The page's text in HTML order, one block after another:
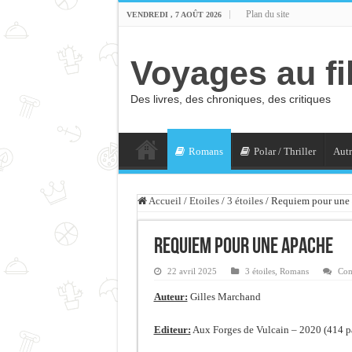
VENDREDI , 7 AOÛT 2026 Plan du site
Voyages au
Des livres, des chroniques, des critiques
Romans Polar / Thriller
Accueil / Etoiles / 3 étoiles / Requiem pour une
Requiem pour une apache
22 avril 2025 3 étoiles, Romans
Auteur: Gilles Marchand
Editeur: Aux Forges de Vulcain – 2020 (414